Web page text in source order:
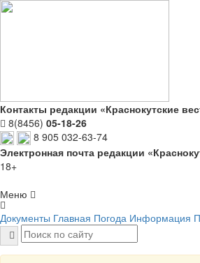
Контакты редакции «Краснокутские
8(8456) 05-18-26
8 905 032-63-74
Электронная почта редакции
18+
Меню
Документы Главная Погода Информация